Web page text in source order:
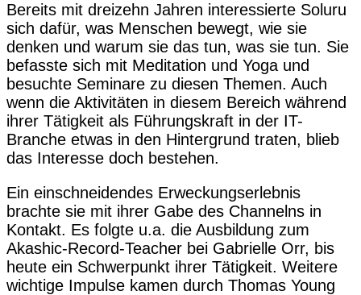
Bereits mit dreizehn Jahren interessierte Soluru
sich dafür, was Menschen bewegt, wie sie
denken und warum sie das tun, was sie tun. Sie
befasste sich mit Meditation und Yoga und
besuchte Seminare zu diesen Themen. Auch
wenn die Aktivitäten in diesem Bereich während
ihrer Tätigkeit als Führungskraft in der IT-
Branche etwas in den Hintergrund traten, blieb
das Interesse doch bestehen.
Ein einschneidendes Erweckungserlebnis
brachte sie mit ihrer Gabe des Channelns in
Kontakt. Es folgte u.a. die Ausbildung zum
Akashic-Record-Teacher bei Gabrielle Orr, bis
heute ein Schwerpunkt ihrer Tätigkeit. Weitere
wichtige Impulse kamen durch Thomas Young